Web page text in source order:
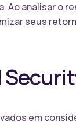
analisar o
seus
em